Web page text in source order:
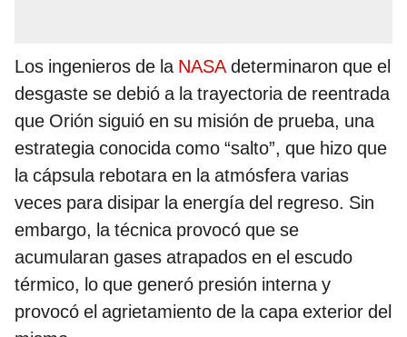
Los ingenieros de la NASAdeterminaron que el
desgaste se debió a la trayectoria de reentrada
que Orión siguió en su misión de prueba, una
estrategia conocida como “salto”, que hizo que
la cápsula rebotara en la atmósfera varias
veces para disipar la energía del regreso. Sin
embargo, la técnica provocó que se
acumularan gases atrapados en el escudo
térmico, lo que generó presión interna y
provocó el agrietamiento de la capa exterior del